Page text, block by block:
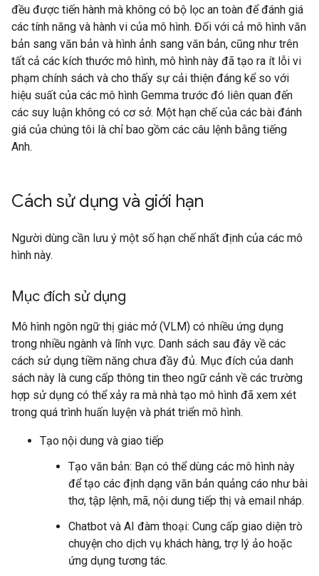
đều được tiến hành mà không có bộ lọc an toàn để đánh giá
các tính năng và hành vi của mô hình. Đối với cả mô hình văn
bản sang văn bản và hình ảnh sang văn bản, cũng như trên
tất cả các kích thước mô hình, mô hình này đã tạo ra ít lỗi vi
phạm chính sách và cho thấy sự cải thiện đáng kể so với
hiệu suất của các mô hình Gemma trước đó liên quan đến
các suy luận không có cơ sở. Một hạn chế của các bài đánh
giá của chúng tôi là chỉ bao gồm các câu lệnh bằng tiếng
Anh.
Cách sử dụng và giới hạn
Người dùng cần lưu ý một số hạn chế nhất định của các mô
hình này.
Mục đích sử dụng
Mô hình ngôn ngữ thị giác mở (VLM) có nhiều ứng dụng
trong nhiều ngành và lĩnh vực. Danh sách sau đây về các
cách sử dụng tiềm năng chưa đầy đủ. Mục đích của danh
sách này là cung cấp thông tin theo ngữ cảnh về các trường
hợp sử dụng có thể xảy ra mà nhà tạo mô hình đã xem xét
trong quá trình huấn luyện và phát triển mô hình.
Tạo nội dung và giao tiếp
Tạo văn bản: Bạn có thể dùng các mô hình này
để tạo các định dạng văn bản quảng cáo như bài
thơ, tập lệnh, mã, nội dung tiếp thị và email nháp.
Chatbot và AI đàm thoại: Cung cấp giao diện trò
chuyện cho dịch vụ khách hàng, trợ lý ảo hoặc
ứng dụng tương tác.